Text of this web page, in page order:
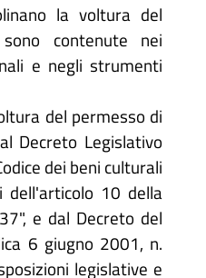
la voltura del
contenute nei
e negli strumenti
del permesso di
Decreto Legislativo
dei beni culturali
dell'articolo 10 della
e dal Decreto del
6 giugno 2001, n.
legislative e